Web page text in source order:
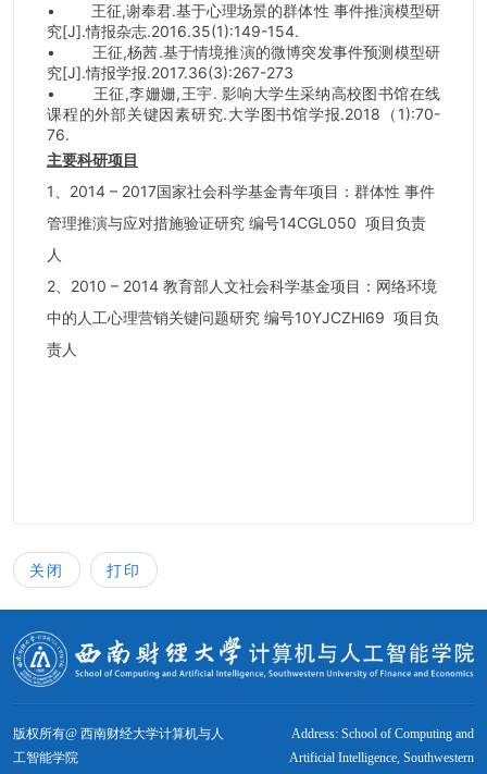
•
王征,谢奉君.基于心理场景的群体性 事件推演模型研
究[J].情报杂志.2016.35(1):149-154.
•
王征,杨茜.基于情境推演的微博突发事件预测模型研
究[J].情报学报.2017.36(3):267-273
•
王征,李姗姗,王宇. 影响大学生采纳高校图书馆在线
课程的外部关键因素研究.大学图书馆学报.2018（1):70-
76.
主要科研项目
1
、2014 – 2017国家社会科学基金青年项目：群体性 事件
管理推演与应对措施验证研究 编号14CGL050 项目负责
人
2 、2010 – 2014 教育部人文社会科学基金项目：网络环境
中的人工心理营销关键问题研究 编号10YJCZHl69 项目负
责人
关闭 打印
版权所有@ 西南财经大学计算机与人
工智能学院
Address: School of Computing and
Artificial Intelligence, Southwestern